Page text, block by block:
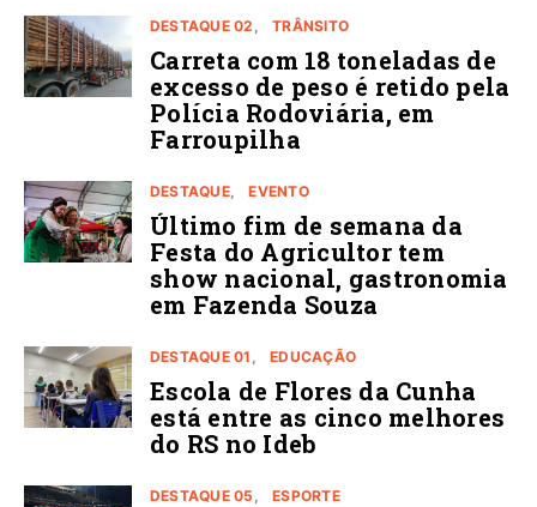
DESTAQUE 02 TRÂNSITO
Carreta com 18 toneladas de
excesso de peso é retido pela
Polícia Rodoviária, em
Farroupilha
DESTAQUE EVENTO
Último fim de semana da
Festa do Agricultor tem
show nacional, gastronomia
em Fazenda Souza
DESTAQUE 01 EDUCAÇÃO
Escola de Flores da Cunha
está entre as cinco melhores
do RS no Ideb
DESTAQUE 05 ESPORTE